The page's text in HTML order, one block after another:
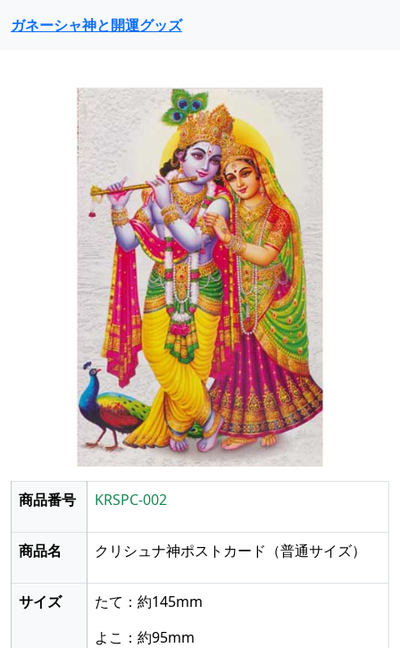
ガネーシャ神と開運グッズ
前に戻る
商品番号 KRSPC-002
商品名 クリシュナ神ポストカード （普通サイズ）
サイズ
たて：約145mm
よこ：約95mm